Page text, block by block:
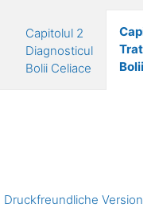
Capitolul 2
Diagnosticul
Bolii Celiace
Bolii
Druckfreundliche Version